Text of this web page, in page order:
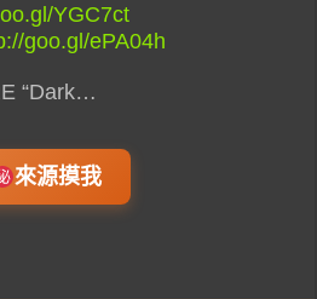
YGC7ct
goo.gl/ePA04h
“Dark…
來源摸我